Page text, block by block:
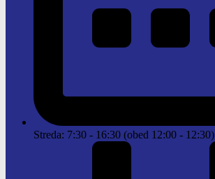
Streda: 7:30 - 16:30 (obed 12:00 - 12:30)